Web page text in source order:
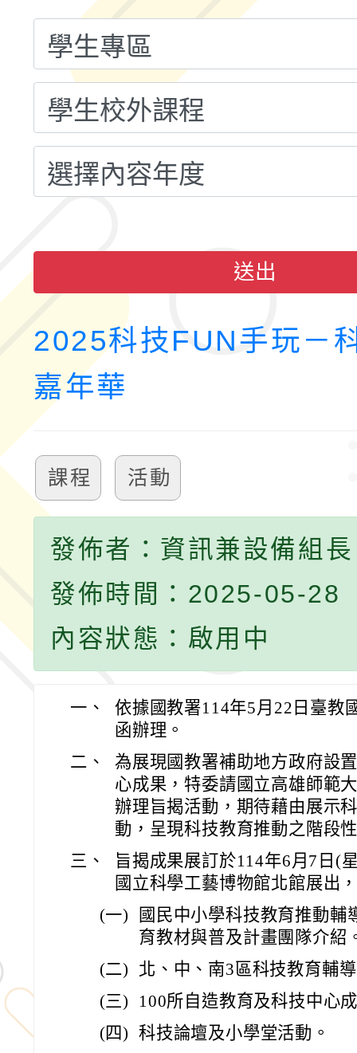
計畫子計畫十一-2：國
小時認證研習計畫」
115年度「教育部表揚
義教育推展貢獻獎」實
送出
2025科技FUN手玩－
嘉年華
課程 活動
發佈者：資訊兼設備組長
發佈時間：2025-05-28
內容狀態：啟用中
一、
依據國教署114年5月22日臺教
函辦理。
二、
為展現國教署補助地方政府設
心成果，特委請國立高雄師範
辦理旨揭活動，期待藉由展示
動，呈現科技教育推動之階段
三、
旨揭成果展訂於114年6月7日(
國立科學工藝博物館北館展出
(一)
國民中小學科技教育推動輔
育教材與普及計畫團隊介紹
(二)
北、中、南3區科技教育輔
(三)
100所自造教育及科技中心
(四) 科技論壇及小學堂活動。